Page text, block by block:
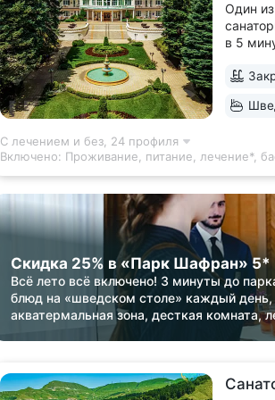
Один
в 5
Парк
к
С лечением и без, 24 профиля
Включено: Проживание, питание, лечение*,
Скидка 25% в «Парк Шафран» 5*
Всё лето всё включено! 3 минуты до
блюд на «шведском столе» каждый день,
акватермальная зона, десткая комната,